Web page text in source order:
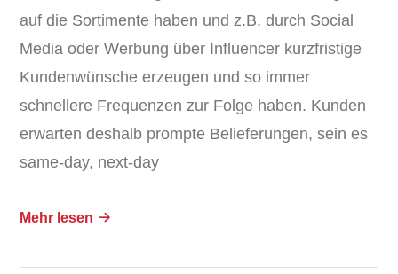
auf die Sortimente haben und z.B. durch Social
Media oder Werbung über Influencer kurzfristige
Kundenwünsche erzeugen und so immer
schnellere Frequenzen zur Folge haben. Kunden
erwarten deshalb prompte Belieferungen, sein es
same-day, next-day
Mehr lesen